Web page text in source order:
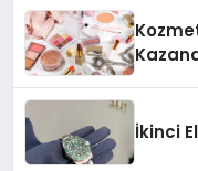
İkinci